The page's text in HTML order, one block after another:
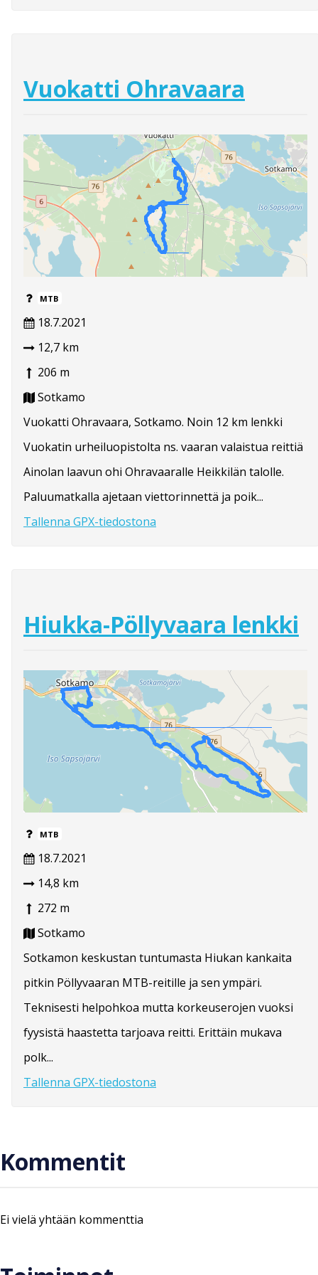
Vuokatti Ohravaara
MTB
18.7.2021
12,7 km
206 m
Sotkamo
Vuokatti Ohravaara, Sotkamo. Noin 12 km lenkki
Vuokatin urheiluopistolta ns. vaaran valaistua reittiä
Ainolan laavun ohi Ohravaaralle Heikkilän talolle.
Paluumatkalla ajetaan viettorinnettä ja poik...
Tallenna GPX-tiedostona
Hiukka-Pöllyvaara lenkki
MTB
18.7.2021
14,8 km
272 m
Sotkamo
Sotkamon keskustan tuntumasta Hiukan kankaita
pitkin Pöllyvaaran MTB-reitille ja sen ympäri.
Teknisesti helpohkoa mutta korkeuserojen vuoksi
fyysistä haastetta tarjoava reitti. Erittäin mukava
polk...
Tallenna GPX-tiedostona
Kommentit
Ei vielä yhtään kommenttia